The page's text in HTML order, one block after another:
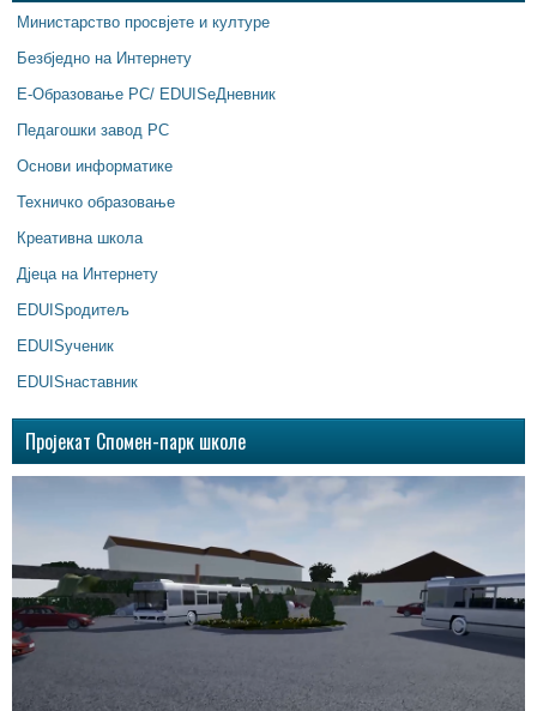
Министарство просвјете и културе
Безбједно на Интернету
Е-Образовање РС/ EDUISeДневник
Педагошки завод РС
Основи информатике
Техничко образовање
Креативна школа
Дјеца на Интернету
EDUISродитељ
EDUISученик
EDUISнаставник
Пројекат Спомен-парк школе